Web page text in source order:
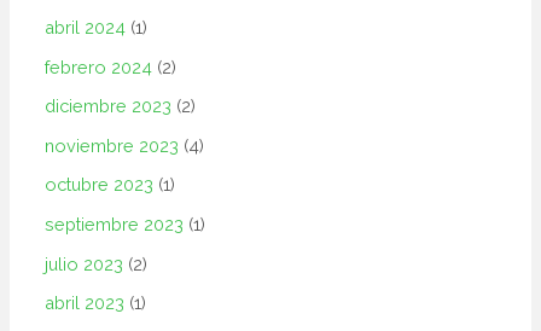
abril 2024 (1)
febrero 2024 (2)
diciembre 2023 (2)
noviembre 2023 (4)
octubre 2023 (1)
septiembre 2023 (1)
julio 2023 (2)
abril 2023 (1)